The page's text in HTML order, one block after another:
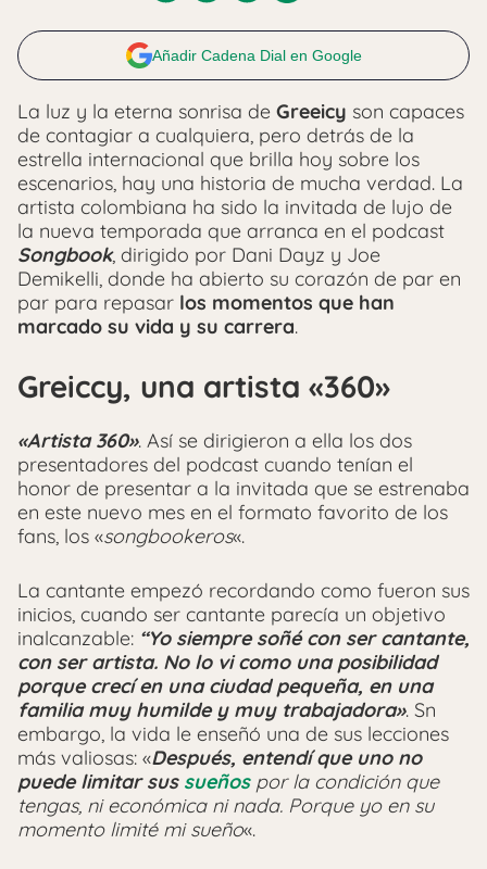
Añadir Cadena Dial en Google
La luz y la eterna sonrisa de Greeicy son capaces
de contagiar a cualquiera, pero detrás de la
estrella internacional que brilla hoy sobre los
escenarios, hay una historia de mucha verdad. La
artista colombiana ha sido la invitada de lujo de
la nueva temporada que arranca en el podcast
Songbook, dirigido por Dani Dayz y Joe
Demikelli, donde ha abierto su corazón de par en
par para repasar los momentos que han
marcado su vida y su carrera.
Greiccy, una artista «360»
«Artista 360». Así se dirigieron a ella los dos
presentadores del podcast cuando tenían el
honor de presentar a la invitada que se estrenaba
en este nuevo mes en el formato favorito de los
fans, los «songbookeros«.
La cantante empezó recordando como fueron sus
inicios, cuando ser cantante parecía un objetivo
inalcanzable: “Yo siempre soñé con ser cantante,
con ser artista. No lo vi como una posibilidad
porque crecí en una ciudad pequeña, en una
familia muy humilde y muy trabajadora». Sn
embargo, la vida le enseñó una de sus lecciones
más valiosas: «Después, entendí que uno no
puede limitar sus sueñospor la condición que
tengas, ni económica ni nada. Porque yo en su
momento limité mi sueño«.